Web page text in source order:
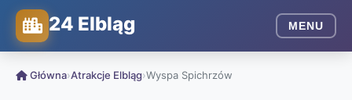
24 Elbląg MENU
Główna›Atrakcje Elbląg›Wyspa Spichrzów